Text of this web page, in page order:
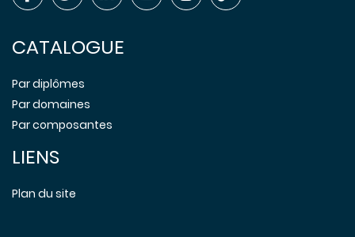
CATALOGUE
Par diplômes
Par domaines
Par composantes
LIENS
Plan du site